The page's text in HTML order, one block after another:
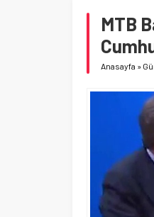
MTB
Anasayfa »